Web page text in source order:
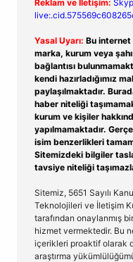
Reklam ve İletişim:
Yasal Uyarı: Bu
marka, kurum veya
bağlantısı
kendi hazırladığımız
paylaşılmaktadır.
haber niteliği
kurum ve kişiler
yapılmamaktadır.
isim benzerlikleri
Sitemizdeki bilgiler
tavsiye niteliği
Sitemiz, 5651 Sayılı
Teknolojileri ve İletişim
tarafından onaylanmış
hizmet vermektedir. Bu
içerikleri proaktif olarak
araştırma